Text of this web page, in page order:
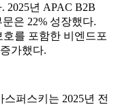
2025년 APAC B2B
은 22% 성장했다.
호를 포함한 비엔드포
가했다.
퍼스키는 2025년 전